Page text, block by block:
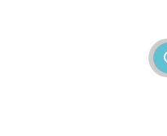
Toursuche